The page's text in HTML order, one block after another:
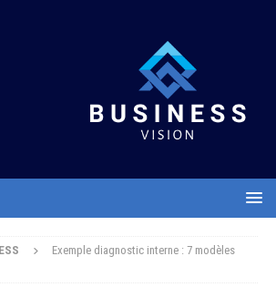
Exemple diagnostic interne : 7 modèles